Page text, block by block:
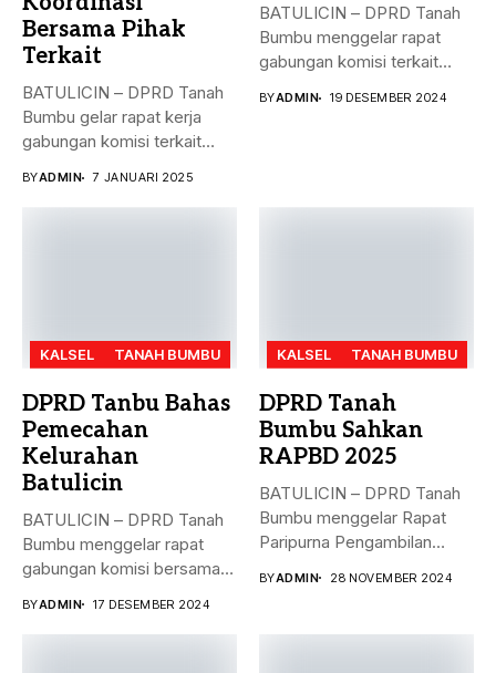
Bersama Pihak
Terkait
BATULICIN – DPRD Tanah
Bumbu gelar rapat kerja
gabungan komisi terkait
BYADMIN 7 JANUARI 2025
BATULICIN – DPRD Tanah
Bumbu menggelar rapat
gabungan komisi terkait
BYADMIN 19 DESEMBER 2024
KALSEL TANAH BUMBU
DPRD Tanbu Bahas
Pemecahan
Kelurahan
Batulicin
BATULICIN – DPRD Tanah
Bumbu menggelar rapat
gabungan komisi bersama
BYADMIN 17 DESEMBER 2024
KALSEL TANAH BUMBU
DPRD Tanah
Bumbu Sahkan
RAPBD 2025
BATULICIN – DPRD Tanah
Bumbu menggelar Rapat
Paripurna Pengambilan
BYADMIN 28 NOVEMBER 2024